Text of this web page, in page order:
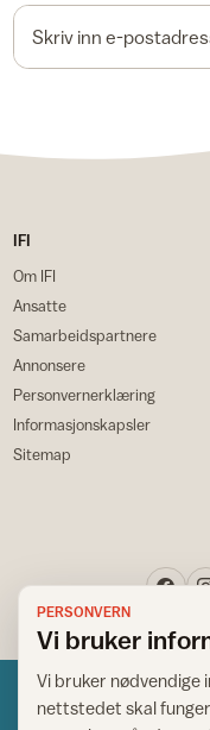
IFI
Om IFI
Ansatte
Samarbeidspartnere
Annonsere
Personvernerklæring
Informasjonskapsler
Sitemap
PERSONVERN
Vi bruker
Vi bruker nødvendige
nettstedet skal